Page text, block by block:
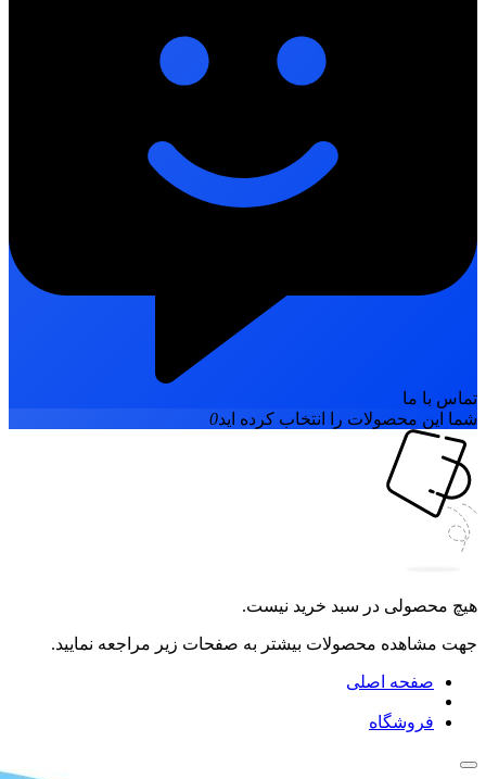
تماس با ما
شما این محصولات را انتخاب کرده اید0
هیچ محصولی در سبد خرید نیست.
جهت مشاهده محصولات بیشتر به صفحات زیر مراجعه نمایید.
صفحه اصلی
فروشگاه